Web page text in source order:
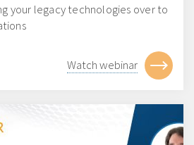
your legacy technologies over to
Watch webinar